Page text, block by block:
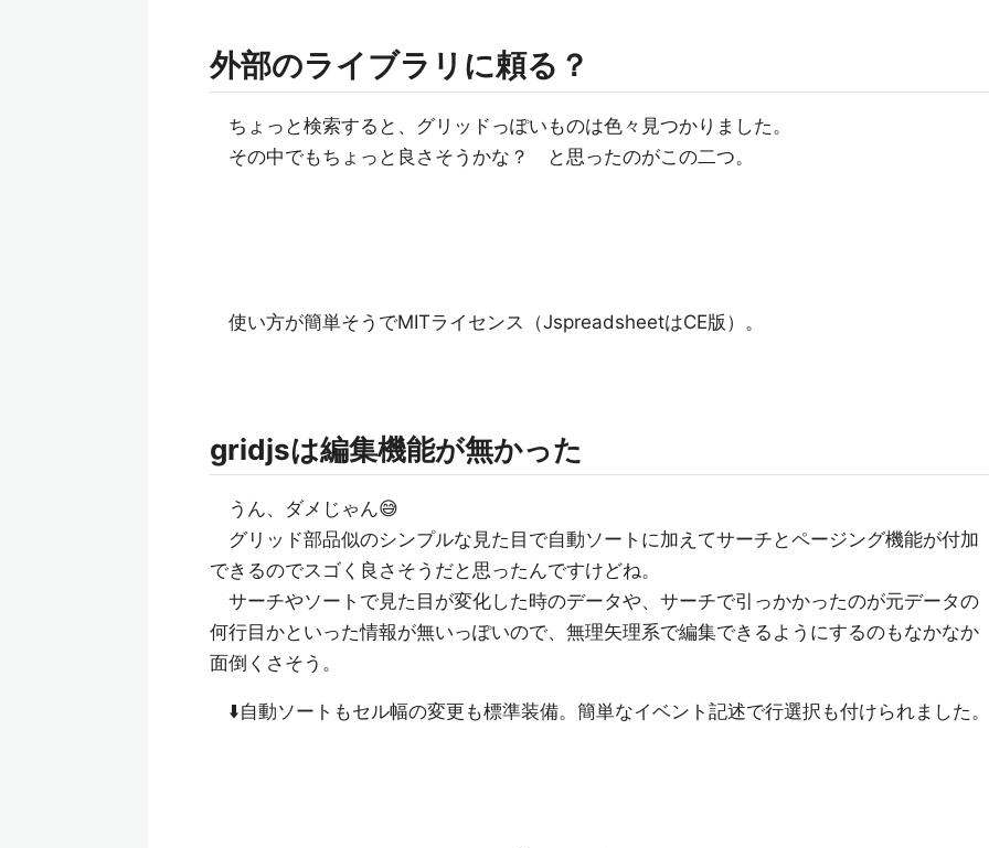
外部のライブラリに頼る？
ちょっと検索すると、グリッドっぽいものは色々見つかりました。
その中でもちょっと良さそうかな？ と思ったのがこの二つ。
使い方が簡単そうでMITライセンス（JspreadsheetはCE版）。
gridjsは編集機能が無かった
うん、ダメじゃん😅
グリッド部品似のシンプルな見た目で自動ソートに加えてサーチとページング機能が付加
できるのでスゴく良さそうだと思ったんですけどね。
サーチやソートで見た目が変化した時のデータや、サーチで引っかかったのが元データの
何行目かといった情報が無いっぽいので、無理矢理系で編集できるようにするのもなかなか
面倒くさそう。
⬇️自動ソートもセル幅の変更も標準装備。簡単なイベント記述で行選択も付けられました。